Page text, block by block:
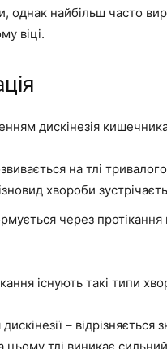
однак найбільш часто
віці.
дискінезія
на тлі
хвороби
через
існують такі типи
–